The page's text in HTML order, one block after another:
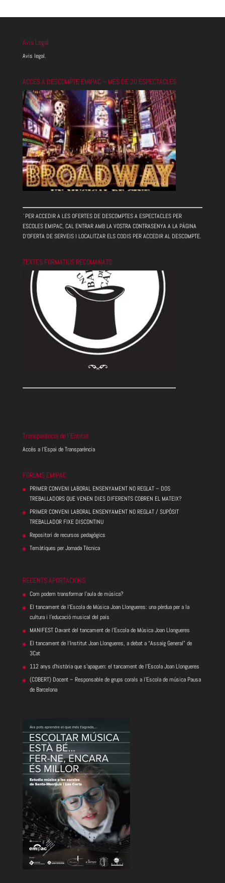
Avis Legal
Avis legal.
ACCÉS A DESCOMPTE EMIPAC – MES DE 20 ESPECTACLES
`PER ACCEDIR A LES OFERTES DE DESCOMPTES A ESPECTACLES PER
ESCOLES EMIPAC, CAL ENTRAR AMB LA VOSTRA CONTRASENYA A LA PÀGINA
D'OFERTA DE SERVEIS I LOCALITZAR ELS CODIS PER ACCEDIR AL DESCOMPTE.
TEXTES FORMATIUS RECOMANATS
Transparència de l’Entitat
Accès a l’Espai de Transparència
FÓRUMS EMIPAC
PRIMER CONVENI LABORAL ENSENYAMENT NO REGLAT – DOS
TREBALLADORS QUE VENEN DIES DIFERENTS COBREN EL MATEIX?
PRIMER CONVENI LABORAL ENSENYAMENT NO REGLAT / SUPÒSIT
TREBALLADOR FIXE DISCONTINU
Repositori de recursos pedagògics
Temàtiques per Jornada Tècnica
RECENTS APORTACIONS
Com podem transformar l’aula de música?
El tancament de l’Escola de Música Joan Llongueres: una pèrdua per a la
cultura i l’educació musical del país
MANIFEST Davant del tancament de l’Escola de Música Joan Llongueres
El tancament de l’Institut Joan Llongueres, a debat a “Assaig General” de
3Cat
112 anys d’història que s’apaguen: el tancament de l’Escola Joan Llongueres
(COBERT) Docent – Responsable de grups corals a l’Escola de música Pausa
de Barcelona